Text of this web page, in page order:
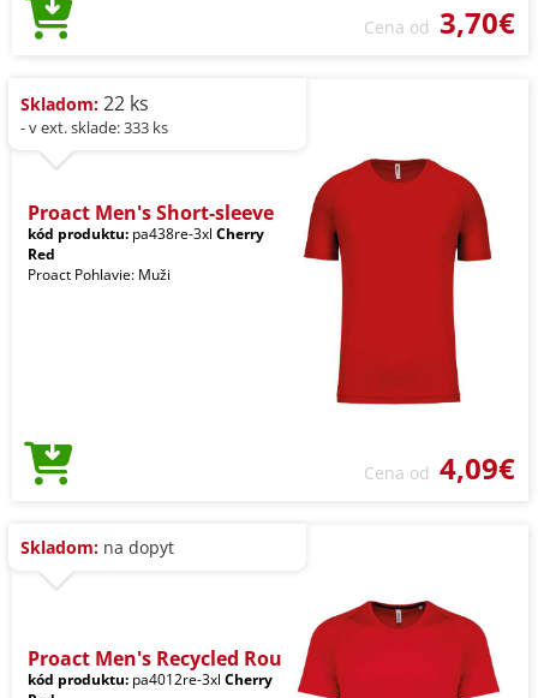
Cena od 3,70€
Skladom: 22 ks
- v ext. sklade: 333 ks
Proact Men's Short-sleeve
kód produktu: pa438re-3xl Cherry
Red
Proact Pohlavie: Muži
Cena od 4,09€
Skladom: na dopyt
Proact Men's Recycled Rou
kód produktu: pa4012re-3xl Cherry